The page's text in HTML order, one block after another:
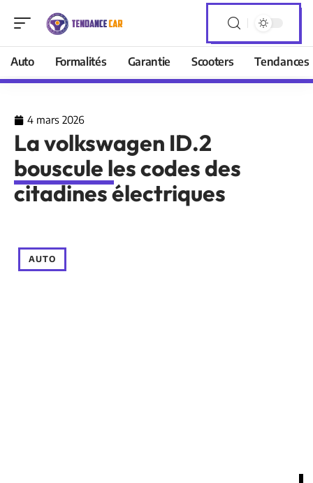
Auto Formalités Garantie Scooters Tendances
4 mars 2026
La volkswagen ID.2
bouscule les codes des
citadines électriques
AUTO